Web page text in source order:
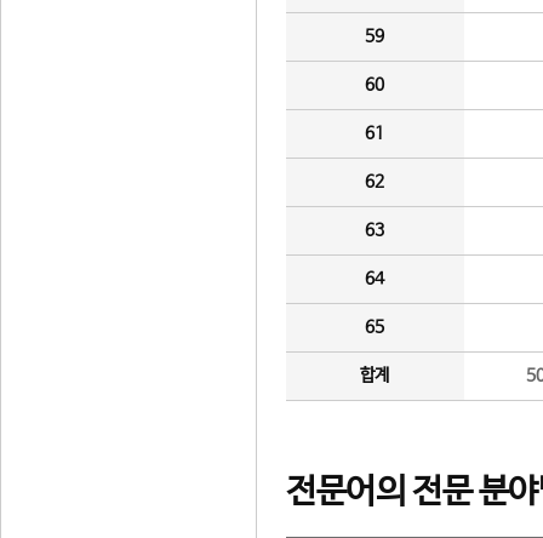
59
60
61
62
63
64
65
합계
전문어의 전문 분